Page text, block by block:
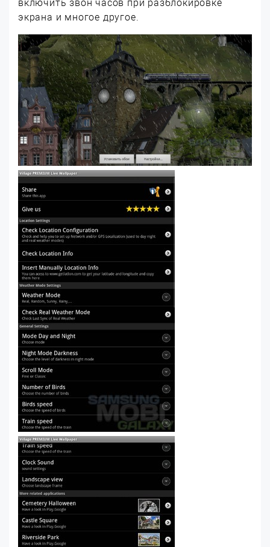
включить звон часов при разблокировке
экрана и многое другое.